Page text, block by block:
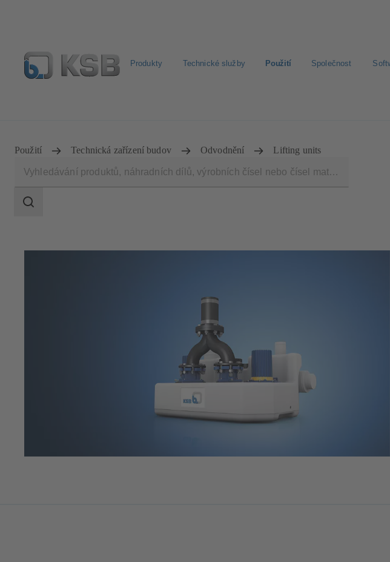
Produkty Technické služby Použití Společnost
Použití Technická zařízení budov Odvodnění Lifting units
vyhledávání
Rozsah